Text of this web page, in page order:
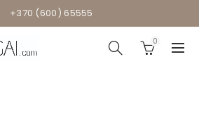
+370 (600) 65555
0